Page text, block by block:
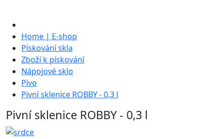
Home | E-shop
Pískování skla
Zboží k pískování
Nápojové sklo
Pivo
Pivní sklenice ROBBY - 0,3 l
Pivní sklenice ROBBY - 0,3 l